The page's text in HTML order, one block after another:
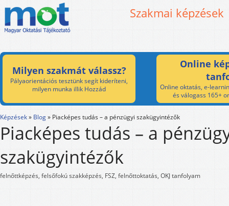
Szakmai képzések
Milyen szakmát válassz?
Pályaorientációs tesztünk segít kideríteni,
milyen munka illik Hozzád
Online
Online oktatás, e-
és válogass 165+
Képzések» Blog» Piacképes tudás – a pénzügyi szakügyintézők
Piacképes tudás – a
szakügyintézők
felnőttképzés, felsőfokú szakképzés, FSZ, felnőttoktatás, OKJ tanfolyam